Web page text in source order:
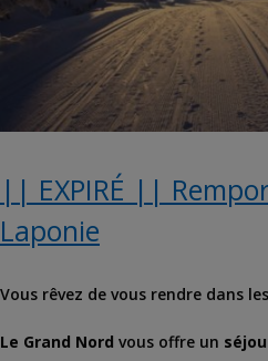
|| EXPIRÉ ||
Laponie
Vous rêvez de vous rendre dans
Le Grand Nord vous offre un